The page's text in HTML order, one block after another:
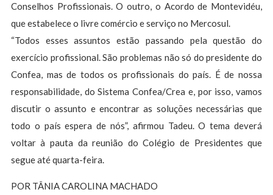
Conselhos Profissionais. O outro, o Acordo de Montevidéu,
que estabelece o livre comércio e serviço no Mercosul.
“Todos esses assuntos estão passando pela questão do
exercício profissional. São problemas não só do presidente do
Confea, mas de todos os profissionais do país. É de nossa
responsabilidade, do Sistema Confea/Crea e, por isso, vamos
discutir o assunto e encontrar as soluções necessárias que
todo o país espera de nós”, afirmou Tadeu. O tema deverá
voltar à pauta da reunião do Colégio de Presidentes que
segue até quarta-feira.
POR TÂNIA CAROLINA MACHADO